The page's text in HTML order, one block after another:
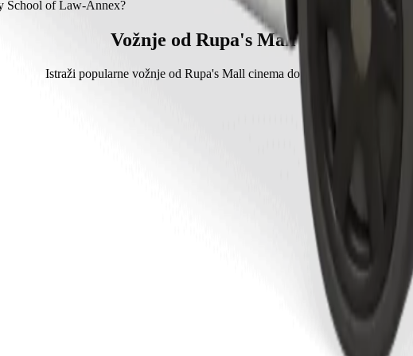
Moi University School of Law-Annex s Bolt.
School of Law-Annex?
of Law-Annex s Bolt iznosi približno 339,90 KES KES.
Vožnje od Rupa's Mall cinema
Istraži popularne vožnje od Rupa's Mall cinema do drugih lokacija u